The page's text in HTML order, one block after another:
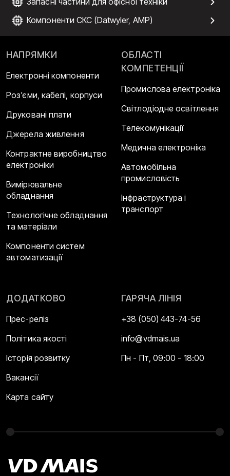
Компоненти СКС (Datwyler, AMP)
НАПРЯМКИ
Електронні компоненти
Роз'єми, кабелі, корпуси
Друковані плати
Джерела живлення
Контрактне виробництво
електроніки
Вимірювальне
обладнання
Технологічне обладнання
та матеріали
Компоненти систем
автоматизації
ОБЛАСТІ
КОМПЕТЕНЦІЇ
Промислова електроніка
Світлодіодне освітлення
Телекомунікації
Медична електроніка
Автомобільна
промисловість
Інфраструктура і
транспорт
ДОДАТКОВО
Прес-реліз
Політика якості
Історія розвитку
Вакансії
Карта сайту
ГАРЯЧА ЛІНІЯ
+38 (050) 443-74-56
info@vdmais.ua
Пн - Пт, 09:00 - 18:00